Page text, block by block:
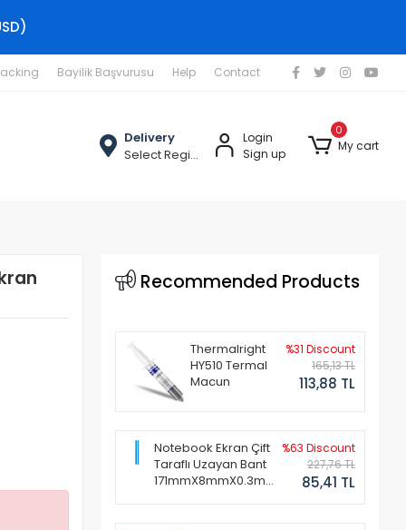
Bayilik Başvurusu Help Contact
Delivery
Select Region
Login
Sign up
0
My cart
Recommended Products
Thermalright
HY510 Termal
Macun
%31 Discount
165,13 TL
113,88 TL
Notebook Ekran Çift
Taraflı Uzayan Bant
171mmX8mmX0.3mm
%63 Discount
227,76 TL
85,41 TL